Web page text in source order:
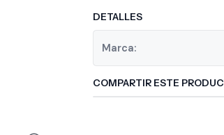
DETALLES
Marca:
COMPARTIR ESTE